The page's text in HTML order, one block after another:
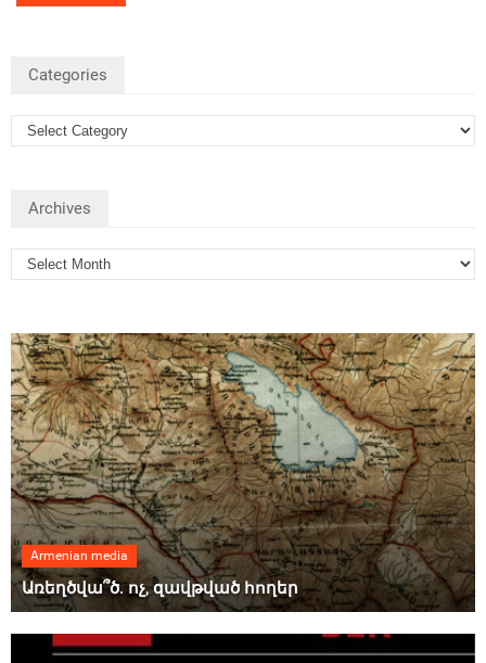
Categories
Archives
Armenian media
Առեղծվա՞ծ. ոչ, զավթված հողեր